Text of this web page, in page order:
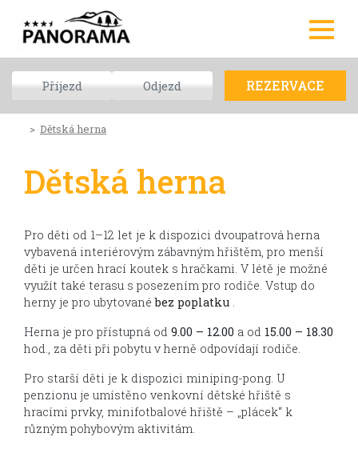
REZERVACE
Dětská herna
Dětská herna
Pro děti od 1–12 let je k dispozici dvoupatrová herna
vybavená interiérovým zábavným hřištěm, pro menší
děti je určen hrací koutek s hračkami. V létě je možné
využít také terasu s posezením pro rodiče. Vstup do
herny je pro ubytovanébez poplatku .
Herna je pro přístupná od 9.00 – 12.00 a od 15.00 – 18.30
hod., za děti při pobytu v herně odpovídají rodiče.
Pro starší děti je k dispozici miniping-pong. U
penzionu je umístěno venkovní dětské hřiště s
hracími prvky, minifotbalové hřiště – „plácek“ k
různým pohybovým aktivitám.